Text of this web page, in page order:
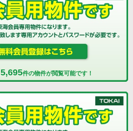
5,695件の物件が閲覧可能です！